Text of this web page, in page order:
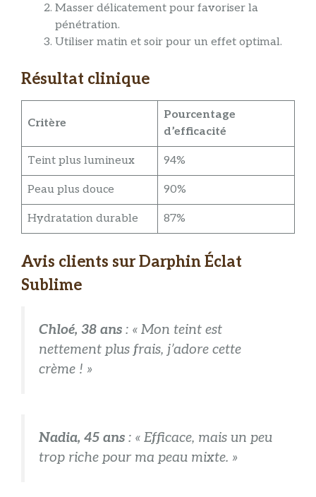
Masser délicatement pour favoriser la
pénétration.
Utiliser matin et soir pour un effet optimal.
Résultat clinique
Critère
Pourcentage
d’efficacité
Teint plus lumineux 94%
Peau plus douce 90%
Hydratation durable 87%
Avis clients sur Darphin Éclat
Sublime
Chloé, 38 ans : « Mon teint est
nettement plus frais, j’adore cette
crème ! »
Nadia, 45 ans : « Efficace, mais un peu
trop riche pour ma peau mixte. »